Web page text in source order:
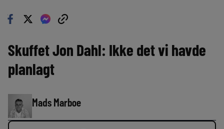
Skuffet Jon Dahl: Ikke det vi havde
planlagt
Mads Marboe